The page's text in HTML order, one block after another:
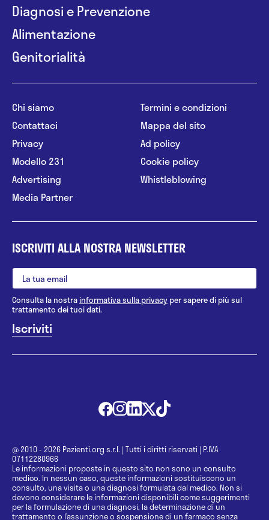
Diagnosi e Prevenzione
Alimentazione
Genitorialità
Chi siamo
Contattaci
Privacy
Modello 231
Advertising
Media Partner
Termini e condizioni
Mappa del sito
Ad policy
Cookie policy
Whistleblowing
ISCRIVITI ALLA NOSTRA NEWSLETTER
Consulta la nostrainformativa sulla privacy per sapere di più sul
trattamento dei tuoi dati.
@ 2010 - 2026 Pazienti.org s.r.l. | Tutti i diritti riservati | P.IVA
07112280966
Le informazioni proposte in questo sito non sono un consulto
medico. In nessun caso, queste informazioni sostituiscono un
consulto, una visita o una diagnosi formulata dal medico. Non si
devono considerare le informazioni disponibili come suggerimenti
per la formulazione di una diagnosi, la determinazione di un
trattamento o l’assunzione o sospensione di un farmaco senza